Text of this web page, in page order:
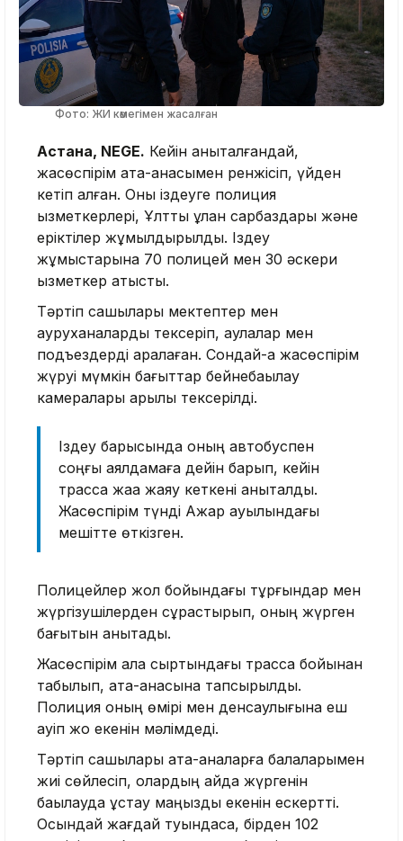
Фото: ЖИ көмегімен жасалған
Астана, NEGE. Кейін анықталғандай,
жасөспірім ата-анасымен ренжісіп, үйден
кетіп қалған. Оны іздеуге полиция
қызметкерлері, Ұлттық ұлан сарбаздары және
еріктілер жұмылдырылды. Іздеу
жұмыстарына 70 полицей мен 30 әскери
қызметкер қатысты.
Тәртіп сақшылары мектептер мен
ауруханаларды тексеріп, аулалар мен
подъездерді аралаған. Сондай-ақ жасөспірім
жүруі мүмкін бағыттар бейнебақылау
камералары арқылы тексерілді.
Іздеу барысында оның автобуспен
соңғы аялдамаға дейін барып, кейін
трасса жаққа жаяу кеткені анықталды.
Жасөспірім түнді Ақжар ауылындағы
мешітте өткізген.
Полицейлер жол бойындағы тұрғындар мен
жүргізушілерден сұрастырып, оның жүрген
бағытын анықтады.
Жасөспірім қала сыртындағы трасса бойынан
табылып, ата-анасына тапсырылды.
Полиция оның өмірі мен денсаулығына еш
қауіп жоқ екенін мәлімдеді.
Тәртіп сақшылары ата-аналарға балаларымен
жиі сөйлесіп, олардың қайда жүргенін
бақылауда ұстау маңызды екенін ескертті.
Осындай жағдай туындаса, бірден 102